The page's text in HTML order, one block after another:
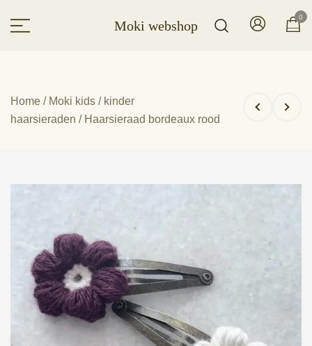
naar
Moki webshop
0
Home / Moki kids / kinder
haarsieraden / Haarsieraad bordeaux rood